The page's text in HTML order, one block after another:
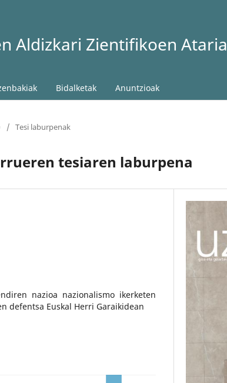
Aldizkari Zientifikoen Ataria
Bidalketak Anuntzioak
/ Tesi laburpenak
tesiaren laburpena
nazioa nazionalismo ikerketen
defentsa Euskal Herri Garaikidean